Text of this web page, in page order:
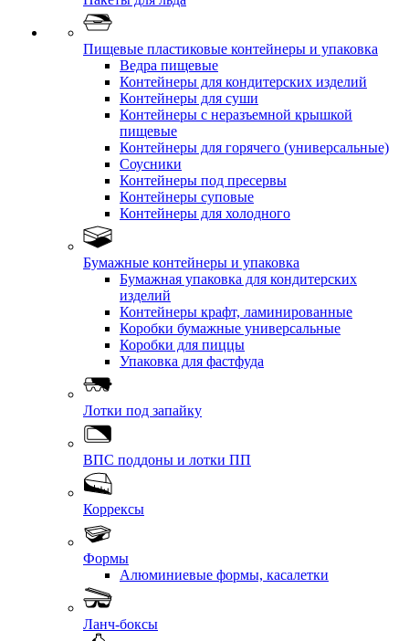
Пищевые пластиковые контейнеры и упаковка
Ведра пищевые
Контейнеры для кондитерских изделий
Контейнеры для суши
Контейнеры с неразъемной крышкой
пищевые
Контейнеры для горячего (универсальные)
Соусники
Контейнеры под пресервы
Контейнеры суповые
Контейнеры для холодного
Бумажные контейнеры и упаковка
Бумажная упаковка для кондитерских
изделий
Контейнеры крафт, ламинированные
Коробки бумажные универсальные
Коробки для пиццы
Упаковка для фастфуда
Лотки под запайку
ВПС поддоны и лотки ПП
Коррексы
Формы
Алюминиевые формы, касалетки
Ланч-боксы